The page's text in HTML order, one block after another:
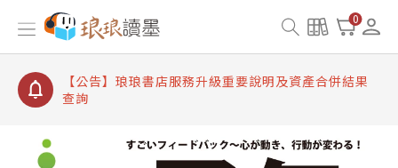
0
【公告】琅琅讀墨書櫃開通常見問題
【公告】琅琅讀墨 3 分鐘完成書櫃開通與資產合併申
【公告】琅琅書店服務升級重要說明及資產合併結果
查詢